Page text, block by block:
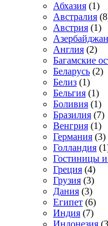
Абхазия (1)
Австралия
Австрия (1)
Азербайджан
Англия (2)
Багамские
Беларусь (2)
Белиз (1)
Бельгия (1)
Боливия (1)
Бразилия (7)
Венгрия (1)
Германия (3)
Голландия
Гостиницы и
Греция (4)
Грузия (3)
Дания (3)
Египет (6)
Индия (7)